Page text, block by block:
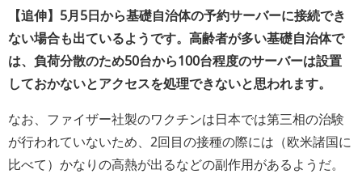
【追伸】5月5日から基礎自治体の予約サーバーに接続でき
ない場合も出ているようです。高齢者が多い基礎自治体で
は、負荷分散のため50台から100台程度のサーバーは設置
しておかないとアクセスを処理できないと思われます。
なお、ファイザー社製のワクチンは日本では第三相の治験
が行われていないため、2回目の接種の際には（欧米諸国に
比べて）かなりの高熱が出るなどの副作用があるようだ。